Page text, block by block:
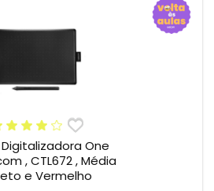
One
, CTL672 , Média
e Vermelho